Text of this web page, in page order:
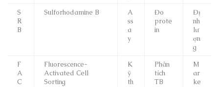
S
R
B
Sulforhodamine B
A
ss
a
y
Đo
prote
in
Đị
nh
lư
ợn
g
F
A
C
Fluorescence-
Activated Cell
Sorting
K
ỹ
th
Phân
tích
TB
M
ar
ke